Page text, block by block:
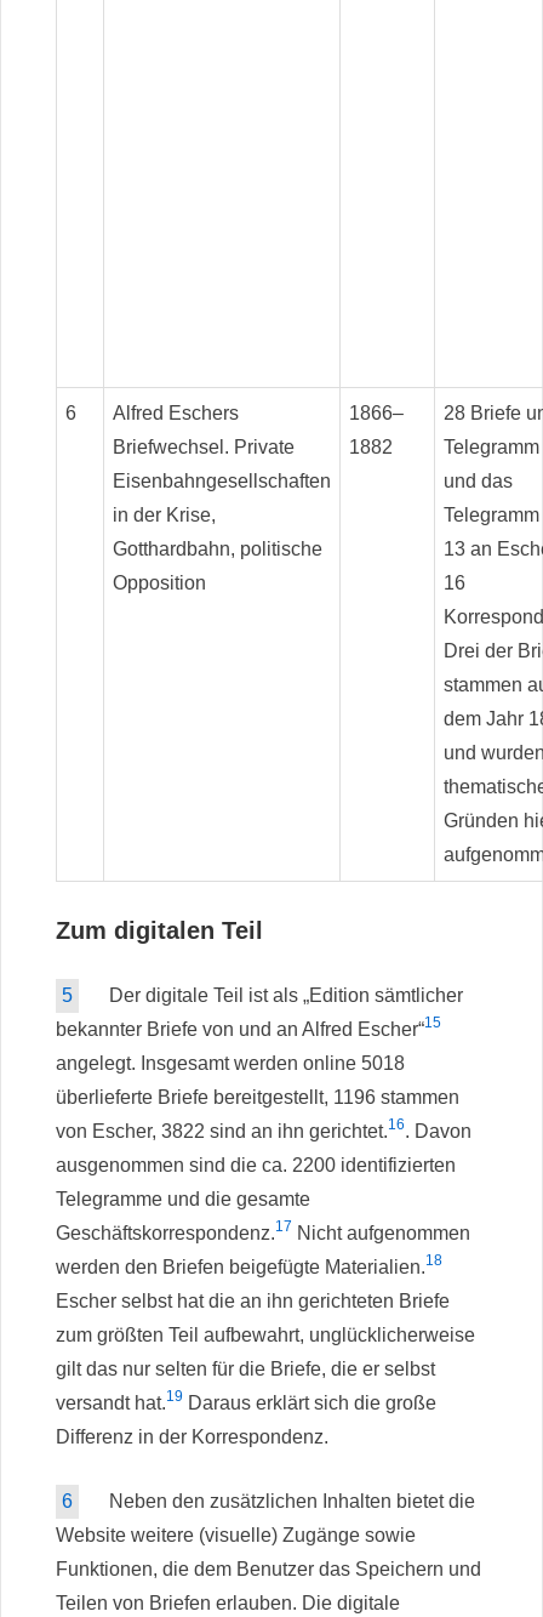
6
Alfred Eschers
Briefwechsel. Private
Eisenbahngesellschaften
in der Krise,
Gotthardbahn, politische
Opposition
1866–
1882
28 Briefe
und das
13 an
16
Drei der
stammen
dem Jahr
und
Gründen
Zum digitalen Teil
5
Der digitale Teil ist als „Edition sämtlicher
bekannter Briefe von und an Alfred Escher“15
angelegt. Insgesamt werden online 5018
überlieferte Briefe bereitgestellt, 1196 stammen
von Escher, 3822 sind an ihn gerichtet.16. Davon
ausgenommen sind die ca. 2200 identifizierten
Telegramme und die gesamte
Geschäftskorrespondenz.17 Nicht aufgenommen
werden den Briefen beigefügte Materialien.18
Escher selbst hat die an ihn gerichteten Briefe
zum größten Teil aufbewahrt, unglücklicherweise
gilt das nur selten für die Briefe, die er selbst
versandt hat.19 Daraus erklärt sich die große
Differenz in der Korrespondenz.
6
Neben den zusätzlichen Inhalten bietet die
Website weitere (visuelle) Zugänge sowie
Funktionen, die dem Benutzer das Speichern und
Teilen von Briefen erlauben. Die digitale